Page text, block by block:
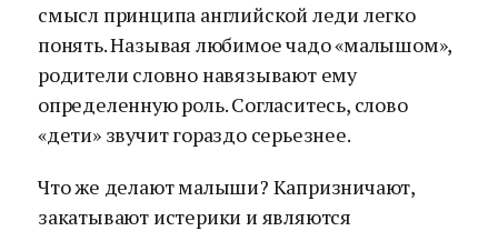
смысл принципа английской леди легко
понять. Называя любимое чадо «малышом»,
родители словно навязывают ему
определенную роль. Согласитесь, слово
«дети» звучит гораздо серьезнее.
Что же делают малыши? Капризничают,
закатывают истерики и являются